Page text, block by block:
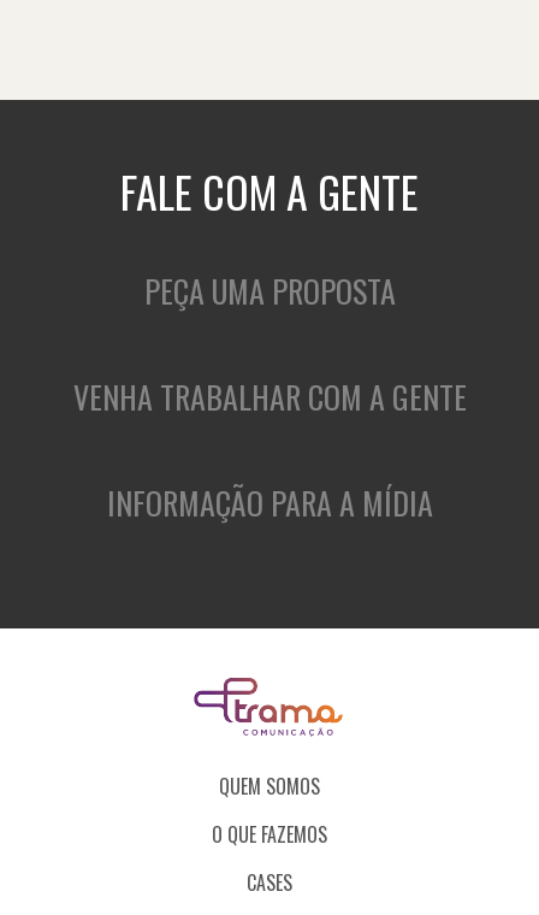
FALE COM A GENTE
PEÇA UMA PROPOSTA
VENHA TRABALHAR COM A GENTE
INFORMAÇÃO PARA A MÍDIA
QUEM SOMOS
O QUE FAZEMOS
CASES